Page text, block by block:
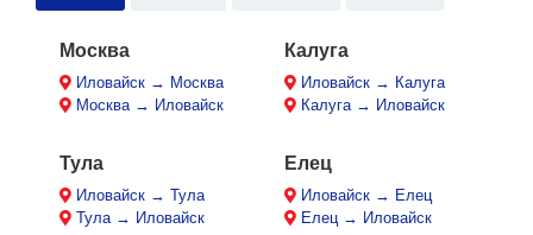
Москва
Иловайск → Москва
Москва → Иловайск
Калуга
Иловайск → Калуга
Калуга → Иловайск
Тула
Иловайск → Тула
Тула → Иловайск
Елец
Иловайск → Елец
Елец → Иловайск